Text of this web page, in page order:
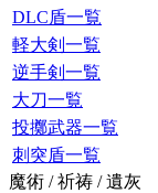
DLC盾一覧
軽大剣一覧
逆手剣一覧
大刀一覧
投擲武器一覧
刺突盾一覧
魔術 / 祈祷 / 遺灰